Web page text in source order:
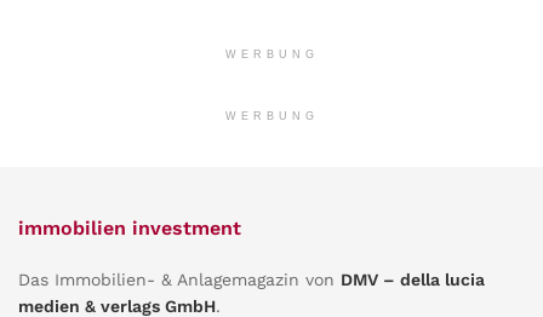
WERBUNG
WERBUNG
immobilien investment
Das Immobilien- & Anlagemagazin von DMV – della lucia
medien & verlags GmbH.